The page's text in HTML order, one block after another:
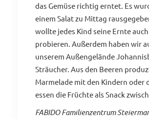
das Gemüse richtig erntet. Es
einem Salat zu Mittag
wollte jedes Kind seine Ernte
probieren. Außerdem haben wir
unserem Außengelände
Sträucher. Aus den Beeren
Marmelade mit den Kindern oder
essen die Früchte als Snack
FABIDO Familienzentrum